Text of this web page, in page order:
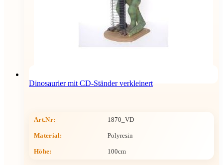
Dinosaurier mit CD-Ständer verkleinert
Art.Nr: 1870_VD
Material: Polyresin
Höhe: 100cm